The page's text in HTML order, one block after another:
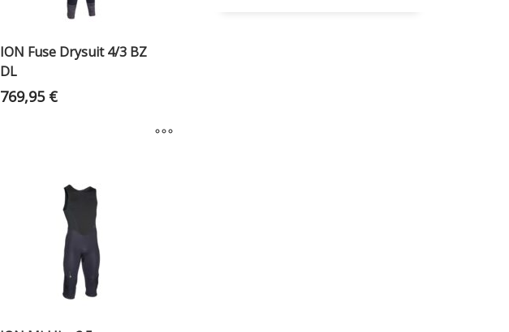
ION Fuse Drysuit 4/3 BZ
DL
769,95 €